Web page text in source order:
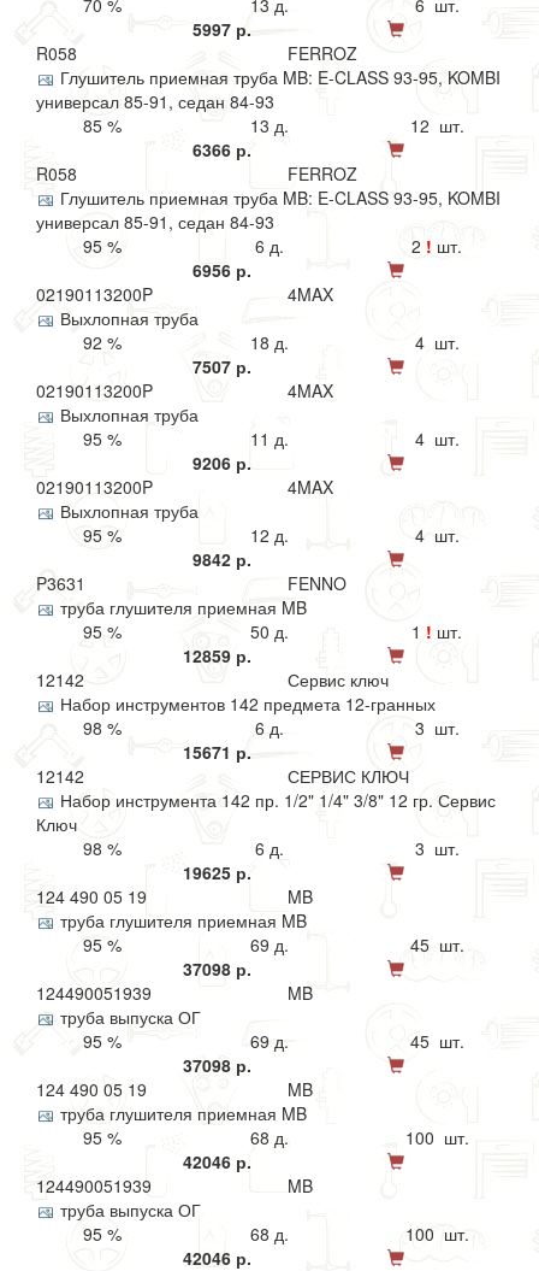
70 %
13 д.
6 шт.
5997 р.
R058
FERROZ
Глушитель приемная труба MB: E-CLASS 93-95, KOMBI
универсал 85-91, седан 84-93
85 %
13 д.
12 шт.
6366 р.
R058
FERROZ
Глушитель приемная труба MB: E-CLASS 93-95, KOMBI
универсал 85-91, седан 84-93
95 %
6 д. 2 ! шт.
6956 р.
02190113200P
4MAX
Выхлопная труба
92 %
18 д.
4 шт.
7507 р.
02190113200P
4MAX
Выхлопная труба
95 %
11 д.
4 шт.
9206 р.
02190113200P
4MAX
Выхлопная труба
95 %
12 д.
4 шт.
9842 р.
P3631
FENNO
труба глушителя приемная MB
95 %
50 д. 1 ! шт.
12859 р.
12142
Сервис ключ
Набор инструментов 142 предмета 12-гранных
98 %
6 д.
3 шт.
15671 р.
12142
СЕРВИС КЛЮЧ
Набор инструмента 142 пр. 1/2" 1/4" 3/8" 12 гр. Сервис
Ключ
98 %
6 д.
3 шт.
19625 р.
124 490 05 19
MB
труба глушителя приемная MB
95 %
69 д.
45 шт.
37098 р.
124490051939
MB
труба выпуска ОГ
95 %
69 д.
45 шт.
37098 р.
124 490 05 19
MB
труба глушителя приемная MB
95 %
68 д.
100 шт.
42046 р.
124490051939
MB
труба выпуска ОГ
95 %
68 д.
100 шт.
42046 р.